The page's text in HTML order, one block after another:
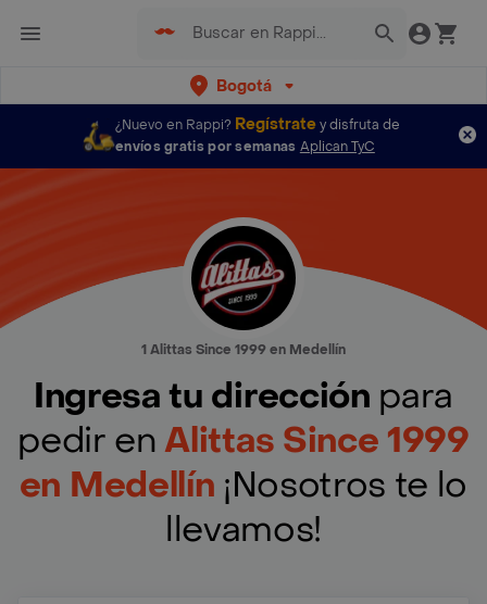
Bogotá
¿Nuevo en Rappi? Regístratey disfruta de
envíos gratis por semanas Aplican TyC
1 Alittas Since 1999 en Medellín
Ingresa tu dirección para
pedir enAlittas Since 1999
en Medellín ¡Nosotros te lo
llevamos!